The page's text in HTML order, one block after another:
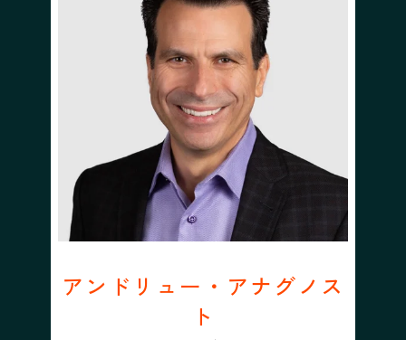
アンドリュー・アナグノス
ト